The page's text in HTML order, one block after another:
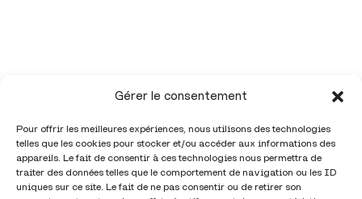
Gérer le consentement
Pour offrir les meilleures expériences, nous utilisons des technologies
telles que les cookies pour stocker et/ou accéder aux informations des
appareils. Le fait de consentir à ces technologies nous permettra de
traiter des données telles que le comportement de navigation ou les ID
uniques sur ce site. Le fait de ne pas consentir ou de retirer son
Téléphone : 05 86 98 01 32